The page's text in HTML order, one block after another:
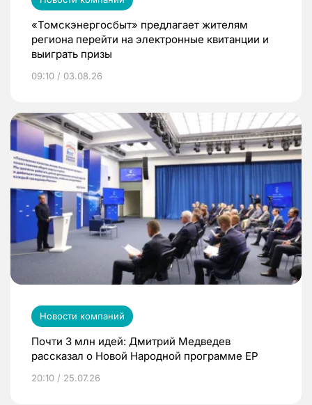
«Томскэнергосбыт» предлагает жителям
региона перейти на электронные квитанции и
выиграть призы
09:10 / 03.08.26
Новости компаний
Почти 3 млн идей: Дмитрий Медведев
рассказал о Новой Народной программе ЕР
20:10 / 25.07.26